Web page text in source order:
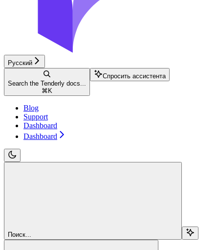
Русский
Search the Tenderly docs...
⌘ K
Спросить ассистента
Blog
Support
Dashboard
Dashboard
Поиск...